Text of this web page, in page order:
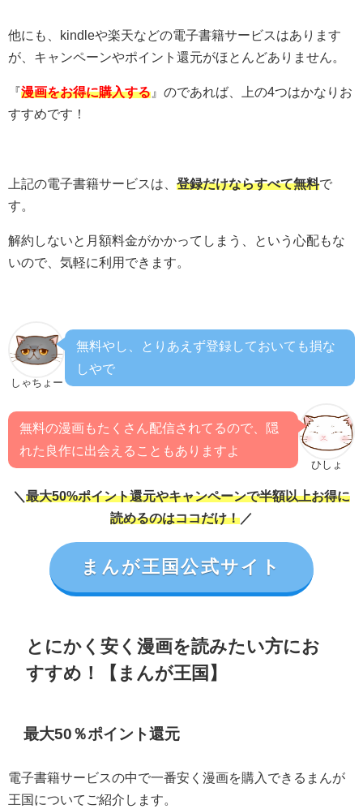
他にも、kindleや楽天などの電子書籍サービスはあります
が、キャンペーンやポイント還元がほとんどありません。
『漫画をお得に購入する 』のであれば、上の4つはかなりお
すすめです！
上記の電子書籍サービスは、 登録だけならすべて無料で
す。
解約しないと月額料金がかかってしまう、という心配もな
いので、気軽に利用できます。
しゃちょー
無料やし、とりあえず登録しておいても損な
しやで
ひしょ
無料の漫画もたくさん配信されてるので、隠
れた良作に出会えることもありますよ
＼ 最大50%ポイント還元やキャンペーンで半額以上お得に
読めるのはココだけ！ ／
まんが王国公式サイト
とにかく安く漫画を読みたい方にお
すすめ！【まんが王国】
最大50％ポイント還元
電子書籍サービスの中で一番安く漫画を購入できるまんが
王国についてご紹介します。